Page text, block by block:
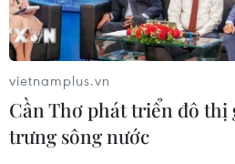
vietnamplus.vn
Cần Thơ phát triển đô thị
trưng sông nước